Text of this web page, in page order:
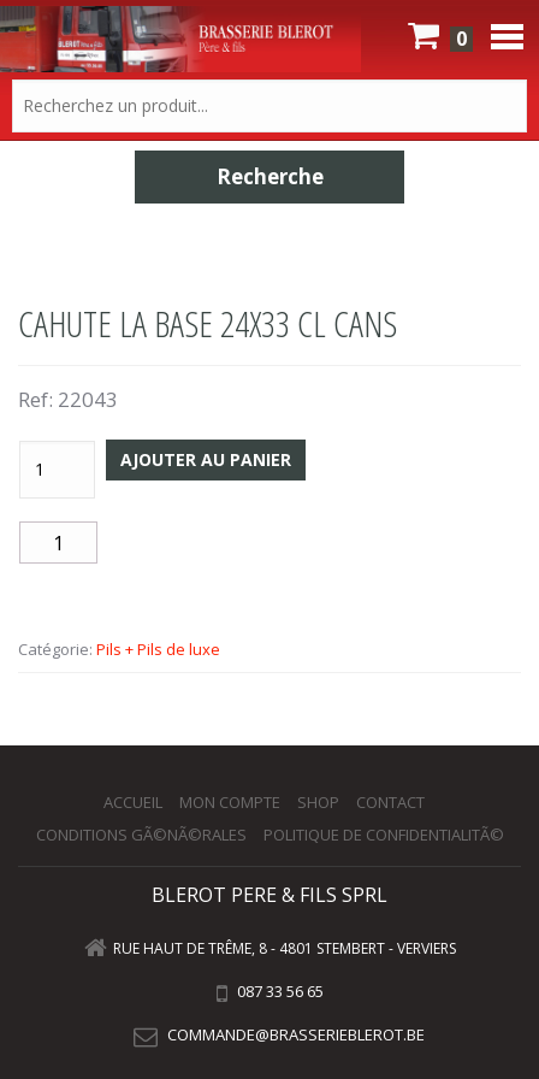
0
CAHUTE LA BASE 24X33 CL CANS
Ref: 22043
AJOUTER AU PANIER
Catégorie: Pils + Pils de luxe
ACCUEIL MON COMPTE SHOP
CONTACT
CONDITIONS GÃ©NÃ©RALES
POLITIQUE DE CONFIDENTIALITÃ©
BLEROT PERE & FILS SPRL
RUE HAUT DE TRÊME, 8 - 4801 STEMBERT - VERVIERS
087 33 56 65
COMMANDE@BRASSERIEBLEROT.BE